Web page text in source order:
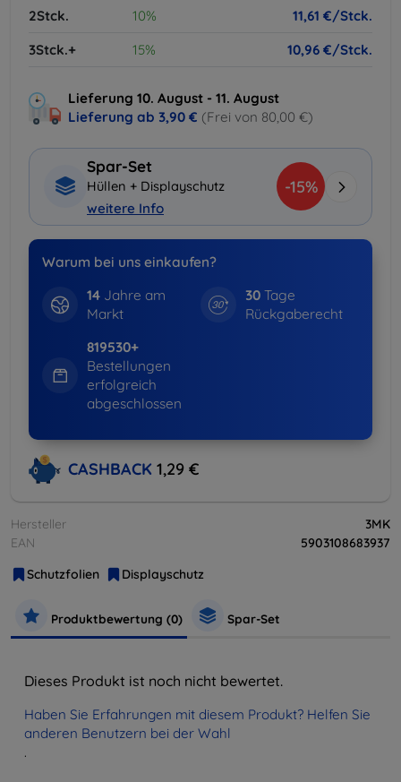
2Stck. 10%
11,61 €/Stck.
3Stck.+
15% 10,96 €/Stck.
Lieferung 10. August - 11. August
Lieferung ab 3,90 € (Frei von 80,00 €)
Spar-Set
Hüllen + Displayschutz
weitere Info
-15%
Warum bei uns einkaufen?
14Jahre am
Markt
30 Tage
Rückgaberecht
819530+
Bestellungen
erfolgreich
abgeschlossen
CASHBACK 1,29 €
Hersteller
3MK
EAN
5903108683937
Schutzfolien
Displayschutz
Produktbewertung (0) Spar-Set
Dieses Produkt ist noch nicht bewertet.
Haben Sie Erfahrungen mit diesem Produkt? Helfen Sie
anderen Benutzern bei der Wahl
.